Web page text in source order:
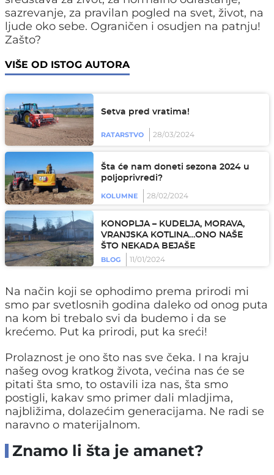
sazrevanje, za pravilan pogled na svet, život, na
ljude oko sebe. Ograničen i osudjen na patnju!
Zašto?
VIŠE OD ISTOG AUTORA
Setva pred vratima!
RATARSTVO 28/03/2024
Šta će nam doneti sezona 2024 u
poljoprivredi?
KOLUMNE 28/02/2024
KONOPLJA – KUDELJA, MORAVA,
VRANJSKA KOTLINA…ONO NAŠE
ŠTO NEKADA BEJAŠE
BLOG
11/01/2024
Na način koji se ophodimo prema prirodi mi
smo par svetlosnih godina daleko od onog puta
na kom bi trebalo svi da budemo i da se
krećemo. Put ka prirodi, put ka sreći!
Prolaznost je ono što nas sve čeka. I na kraju
našeg ovog kratkog života, većina nas će se
pitati šta smo, to ostavili iza nas, šta smo
postigli, kakav smo primer dali mladjima,
najbližima, dolazećim generacijama. Ne radi se
naravno o materijalnom.
Znamo li šta je amanet?